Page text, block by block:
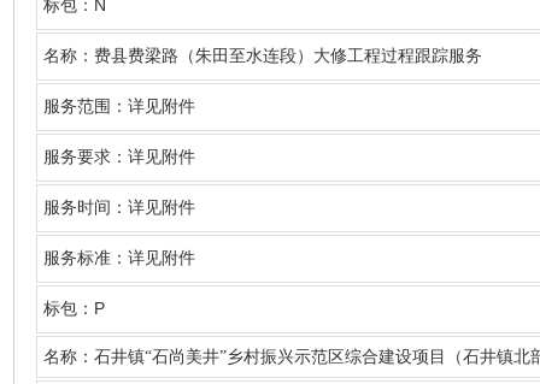
标包： N
名称：费县费梁路（朱田至水连段）大修工程过程跟踪服务
服务范围：详见附件
服务要求：详见附件
服务时间：详见附件
服务标准：详见附件
标包： P
名称：石井镇“石尚美井”乡村振兴示范区综合建设项目（石井镇